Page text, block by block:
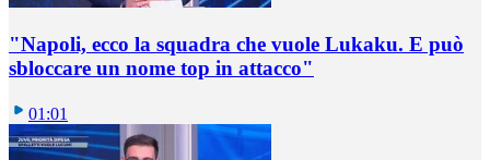
"Napoli, ecco la squadra che vuole Lukaku. E può
sbloccare un nome top in attacco"
01:01